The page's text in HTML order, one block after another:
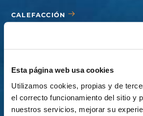
Esta página web usa cookies
Utilizamos cookies, propias y de
el correcto funcionamiento del sitio y
nuestros servicios, mejorar su
CALEFACCIÓN